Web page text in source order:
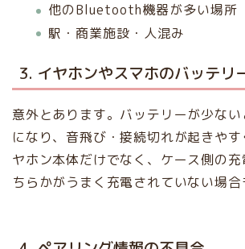
他のBluetooth機器が多い場所
駅・商業施設・人混み
3. イヤホンやスマホのバッテリ
意外とあります。バッテリーが少な
になり、音飛び・接続切れが起きや
ヤホン本体だけでなく、ケース側の充
ちらかがうまく充電されていない場合